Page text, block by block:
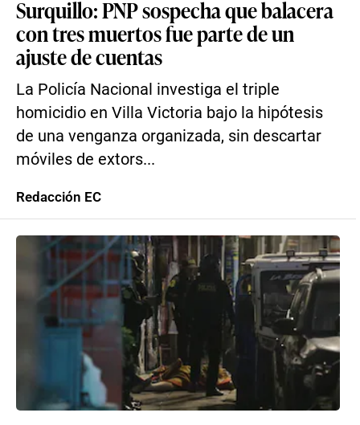
Surquillo: PNP sospecha que balacera
con tres muertos fue parte de un
ajuste de cuentas
La Policía Nacional investiga el triple
homicidio en Villa Victoria bajo la hipótesis
de una venganza organizada, sin descartar
móviles de extors...
Redacción EC